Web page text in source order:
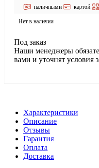
наличными картой
Нет в наличии
Под заказ
Наши менеджеры
вами и уточнят условия
Характеристики
Описание
Отзывы
Гарантия
Оплата
Доставка